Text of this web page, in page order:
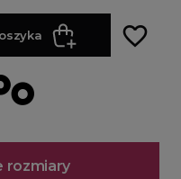
favorite_border
rozmiary